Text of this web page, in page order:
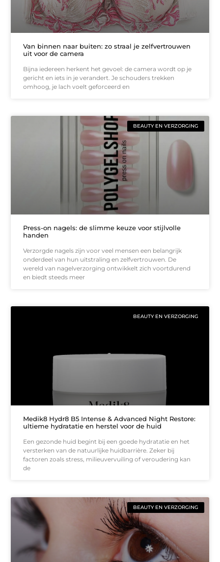
Van binnen naar buiten: zo straal je zelfvertrouwen
uit voor de camera
Bijna iedereen herkent het gevoel: de camera wordt op je
gericht en iets in je verandert. Je schouders trekken
omhoog, je lach voelt geforceerd en
BEAUTY EN VERZORGING
Press-on nagels: de slimme keuze voor stijlvolle
handen
Verzorgde nagels zijn voor veel mensen een belangrijk
onderdeel van hun uitstraling en zelfvertrouwen. De
wereld van nagelverzorging ontwikkelt zich voortdurend
en biedt steeds meer
BEAUTY EN VERZORGING
Medik8 Hydr8 B5 Intense & Advanced Night Restore:
ultieme hydratatie en herstel voor de huid
Een gezonde huid begint bij een goede hydratatie en het
versterken van de natuurlijke huidbarrière. Zeker bij
factoren zoals stress, milieuvervuiling of veroudering kan
de
BEAUTY EN VERZORGING